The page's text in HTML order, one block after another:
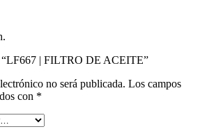
“LF667 | FILTRO DE ACEITE”
no será publicada. Los campos
con *